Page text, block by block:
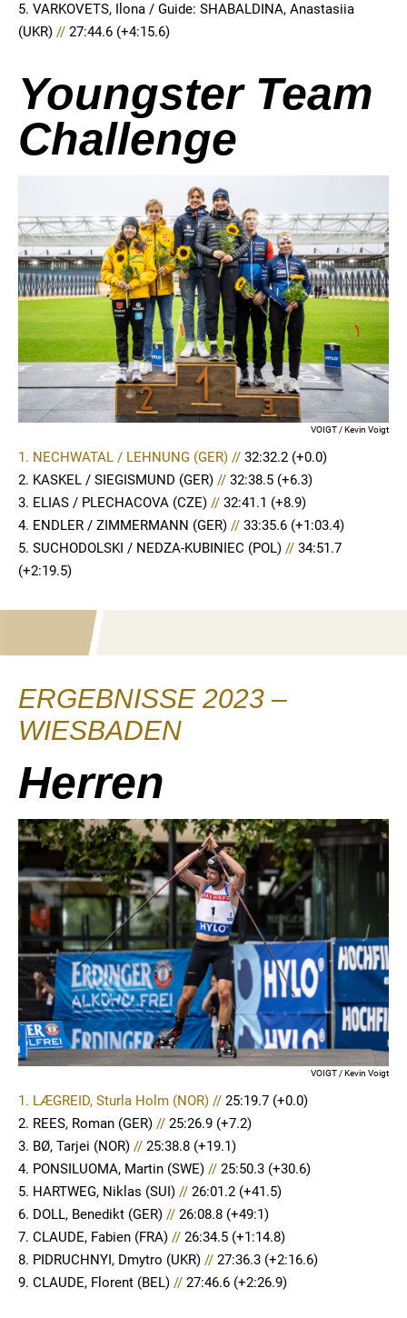
5. VARKOVETS, Ilona / Guide: SHABALDINA, Anastasiia
(UKR) // 27:44.6 (+4:15.6)
Youngster Team
Challenge
VOIGT / Kevin Voigt
1. NECHWATAL / LEHNUNG (GER) // 32:32.2 (+0.0)
2. KASKEL / SIEGISMUND (GER) //32:38.5 (+6.3)
3. ELIAS / PLECHACOVA (CZE) //32:41.1 (+8.9)
4. ENDLER / ZIMMERMANN (GER) //33:35.6 (+1:03.4)
5. SUCHODOLSKI / NEDZA-KUBINIEC (POL) //34:51.7
(+2:19.5)
ERGEBNISSE 2023 –
WIESBADEN
Herren
VOIGT / Kevin Voigt
1. LÆGREID, Sturla Holm (NOR) // 25:19.7 (+0.0)
2. REES, Roman (GER) //25:26.9 (+7.2)
3. BØ, Tarjei (NOR) //25:38.8 (+19.1)
4. PONSILUOMA, Martin (SWE) //25:50.3 (+30.6)
5. HARTWEG, Niklas (SUI) //26:01.2 (+41.5)
6. DOLL, Benedikt (GER) //26:08.8 (+49:1)
7. CLAUDE, Fabien (FRA) //26:34.5 (+1:14.8)
8. PIDRUCHNYI, Dmytro (UKR) //27:36.3 (+2:16.6)
9. CLAUDE, Florent (BEL) //27:46.6 (+2:26.9)